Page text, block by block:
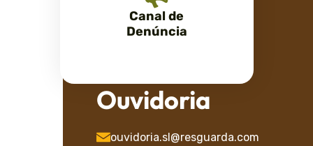
Canal de
Denúncia
Ouvidoria
ouvidoria.sl@resguarda.com